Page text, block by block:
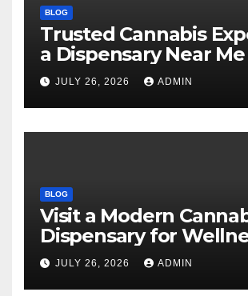
BLOG
Trusted Cannabis
a Dispensary Near Me
JULY 26, 2026 ADMIN
BLOG
Visit a Modern
Dispensary for
JULY 26, 2026 ADMIN